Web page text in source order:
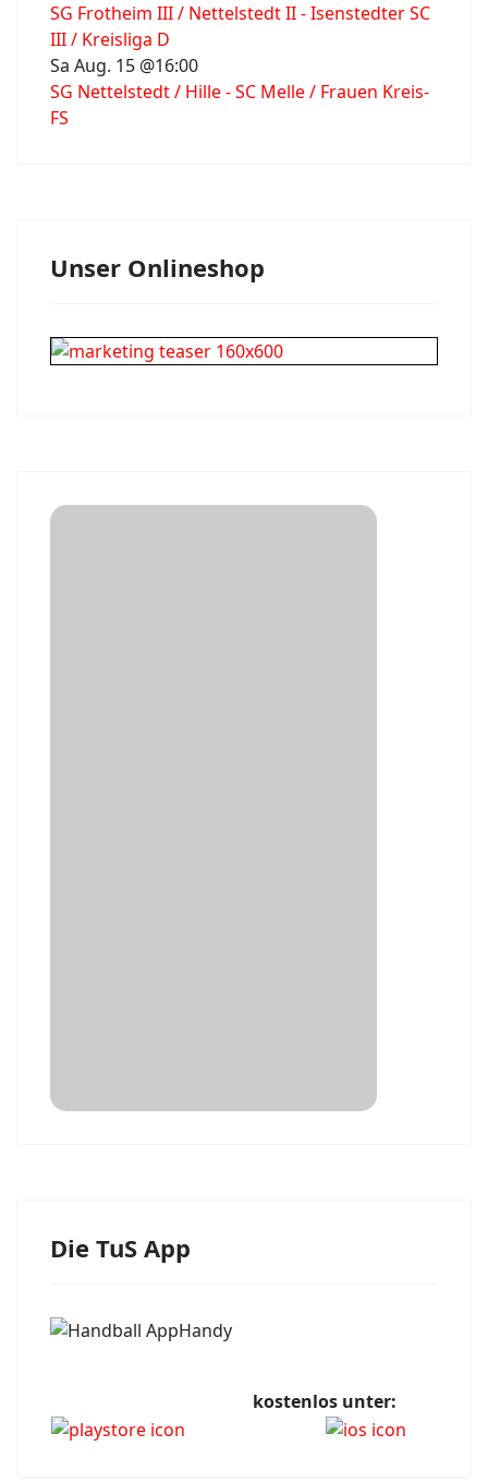
SG Frotheim III / Nettelstedt II - Isenstedter SC
III / Kreisliga D
Sa Aug. 15 @16:00
SG Nettelstedt / Hille - SC Melle / Frauen Kreis-
FS
Unser Onlineshop
Die TuS App
kostenlos unter: